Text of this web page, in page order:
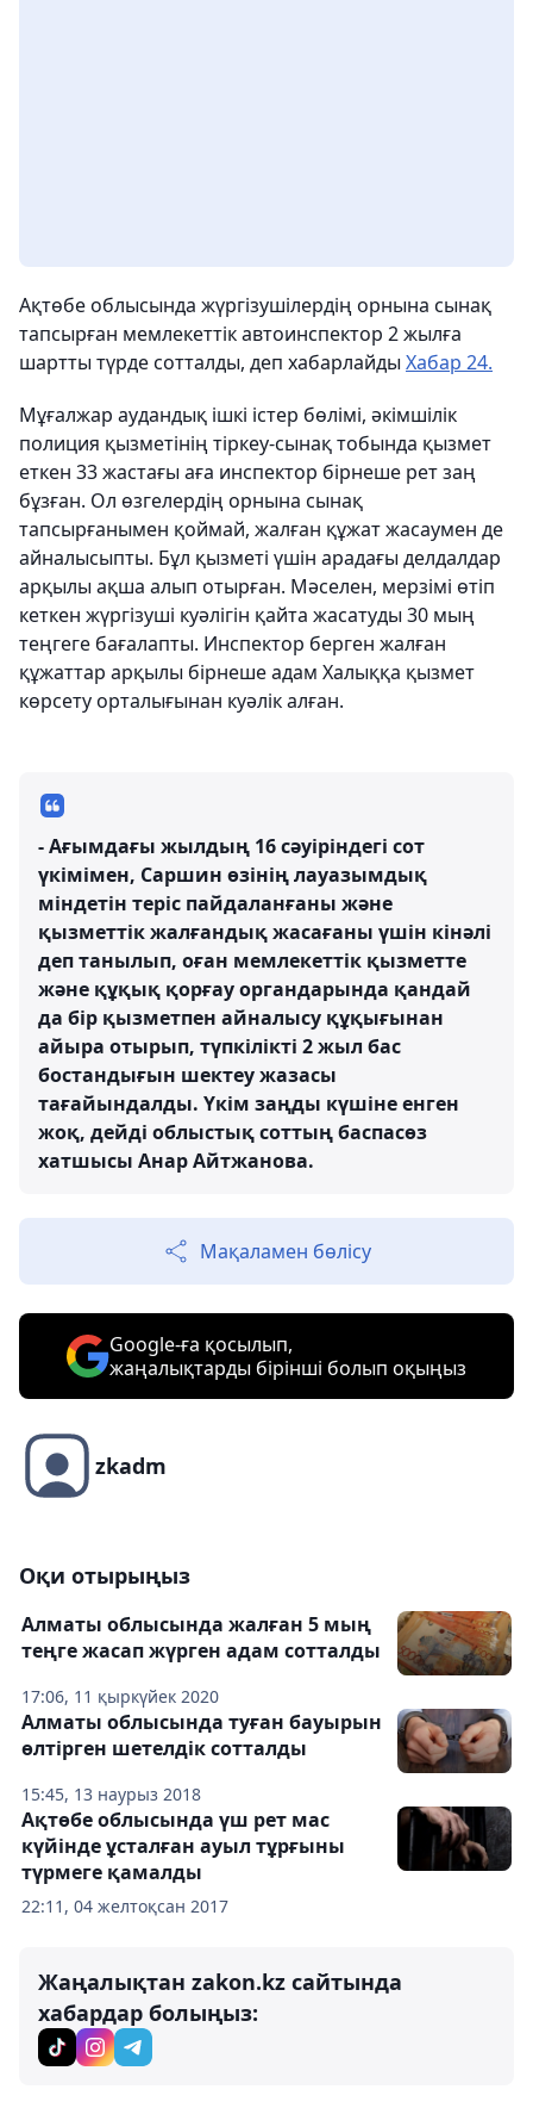
Ақтөбе облысында жүргізушілердің орнына сынақ
тапсырған мемлекеттік автоинспектор 2 жылға
шартты түрде сотталды, деп хабарлайды Хабар 24.
Мұғалжар аудандық ішкі істер бөлімі, әкімшілік
полиция қызметінің тіркеу-сынақ тобында қызмет
еткен 33 жастағы аға инспектор бірнеше рет заң
бұзған. Ол өзгелердің орнына сынақ
тапсырғанымен қоймай, жалған құжат жасаумен де
айналысыпты. Бұл қызметі үшін арадағы делдалдар
арқылы ақша алып отырған. Мәселен, мерзімі өтіп
кеткен жүргізуші куәлігін қайта жасатуды 30 мың
теңгеге бағалапты. Инспектор берген жалған
құжаттар арқылы бірнеше адам Халыққа қызмет
көрсету орталығынан куәлік алған.
- Ағымдағы жылдың 16 сәуіріндегі сот
үкімімен, Саршин өзінің лауазымдық
міндетін теріс пайдаланғаны және
қызметтік жалғандық жасағаны үшін кінәлі
деп танылып, оған мемлекеттік қызметте
және құқық қорғау органдарында қандай
да бір қызметпен айналысу құқығынан
айыра отырып, түпкілікті 2 жыл бас
бостандығын шектеу жазасы
тағайындалды. Үкім заңды күшіне енген
жоқ, дейді облыстық соттың баспасөз
хатшысы Анар Айтжанова.
Мақаламен бөлісу
Google-ға қосылып,
жаңалықтарды бірінші болып оқыңыз
zkadm
Оқи отырыңыз
17:06, 11 қыркүйек 2020
Алматы облысында жалған 5 мың
теңге жасап жүрген адам сотталды
15:45, 13 наурыз 2018
Алматы облысында туған бауырын
өлтірген шетелдік сотталды
22:11, 04 желтоқсан 2017
Ақтөбе облысында үш рет мас
күйінде ұсталған ауыл тұрғыны
түрмеге қамалды
Жаңалықтан zakon.kz сайтында
хабардар болыңыз: